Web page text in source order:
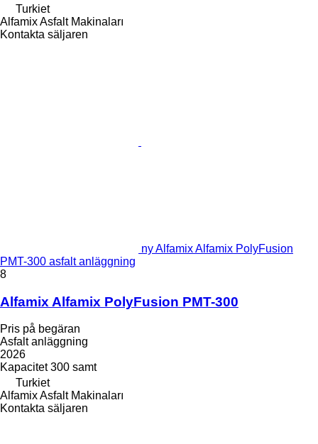
Turkiet
Alfamix Asfalt Makinaları
Kontakta säljaren
ny Alfamix Alfamix PolyFusion
PMT-300 asfalt anläggning
8
Alfamix Alfamix PolyFusion PMT-300
Pris på begäran
Asfalt anläggning
2026
Kapacitet 300 samt
Turkiet
Alfamix Asfalt Makinaları
Kontakta säljaren